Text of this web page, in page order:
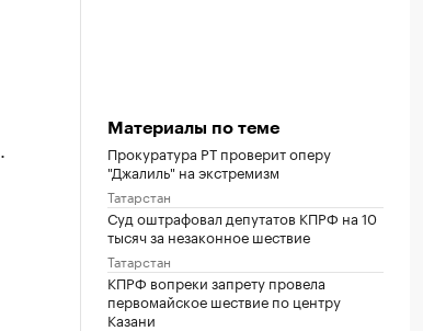
Материалы по теме
Прокуратура РТ проверит оперу
"Джалиль" на экстремизм
Татарстан
Суд оштрафовал депутатов КПРФ на 10
тысяч за незаконное шествие
Татарстан
КПРФ вопреки запрету провела
первомайское шествие по центру
Казани